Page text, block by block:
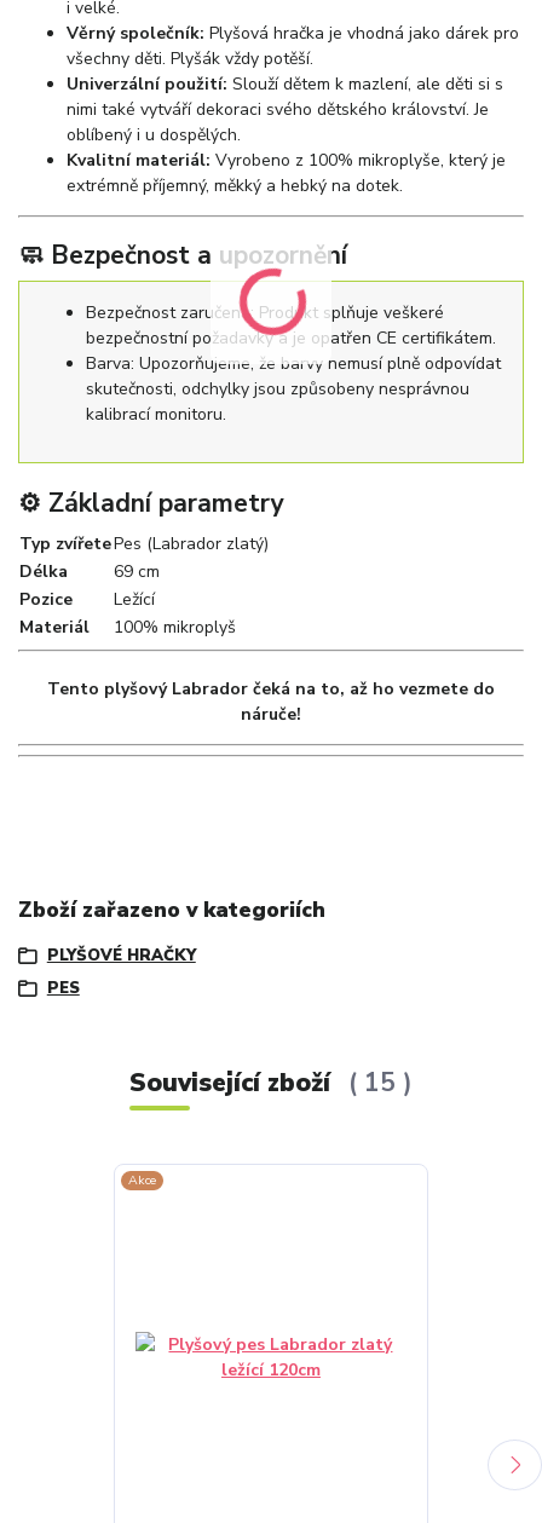
i velké.
Věrný společník: Plyšová hračka je vhodná jako dárek pro
všechny děti. Plyšák vždy potěší.
Univerzální použití: Slouží dětem k mazlení, ale děti si s
nimi také vytváří dekoraci svého dětského království. Je
oblíbený i u dospělých.
Kvalitní materiál: Vyrobeno z 100% mikroplyše, který je
extrémně příjemný, měkký a hebký na dotek.
🧼 Bezpečnost a upozornění
Bezpečnost zaručena: Produkt splňuje veškeré
bezpečnostní požadavky a je opatřen CE certifikátem.
Barva: Upozorňujeme, že barvy nemusí plně odpovídat
skutečnosti, odchylky jsou způsobeny nesprávnou
kalibrací monitoru.
⚙️ Základní parametry
Typ zvířetePes (Labrador zlatý)
Délka
69 cm
Pozice
Ležící
Materiál
100% mikroplyš
Tento plyšový Labrador čeká na to, až ho vezmete do
náruče!
Zboží zařazeno v kategoriích
PLYŠOVÉ HRAČKY
PES
Související zboží 15
Akce